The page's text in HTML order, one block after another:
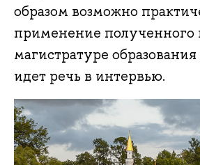
образом возможно
применение полученного
магистратуре
идет речь в интервью.